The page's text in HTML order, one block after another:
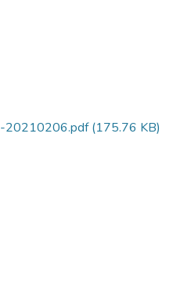
20210206.pdf(175.76 KB)